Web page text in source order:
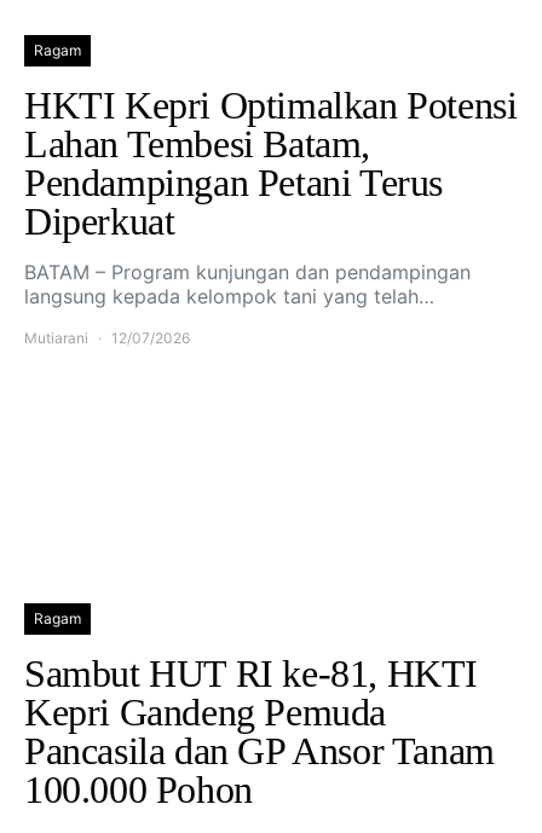
Ragam
HKTI Kepri Optimalkan Potensi
Lahan Tembesi Batam,
Pendampingan Petani Terus
Diperkuat
BATAM – Program kunjungan dan pendampingan
langsung kepada kelompok tani yang telah…
Mutiarani 12/07/2026
Ragam
Sambut HUT RI ke-81, HKTI
Kepri Gandeng Pemuda
Pancasila dan GP Ansor Tanam
100.000 Pohon